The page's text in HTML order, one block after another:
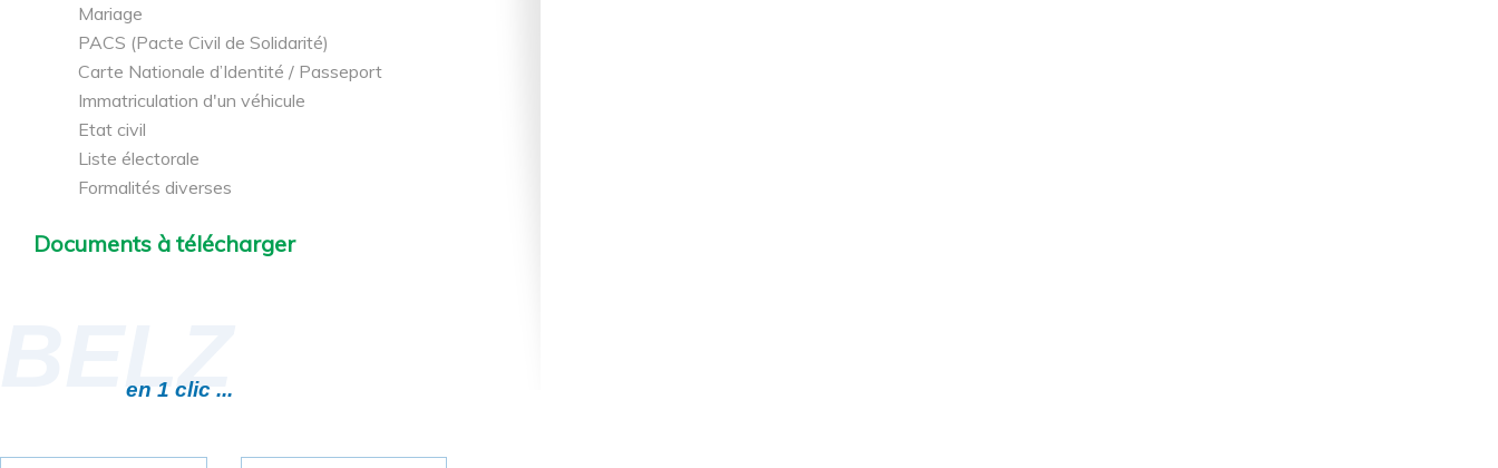
Mariage
PACS (Pacte Civil de Solidarité)
Carte Nationale d’Identité / Passeport
Immatriculation d'un véhicule
Etat civil
Liste électorale
Formalités diverses
Documents à télécharger
BELZ
en 1 clic ...